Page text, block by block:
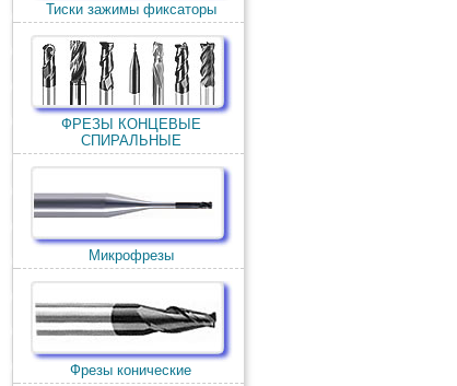
Тиски зажимы фиксаторы
ФРЕЗЫ КОНЦЕВЫЕ
СПИРАЛЬНЫЕ
Микрофрезы
Фрезы конические